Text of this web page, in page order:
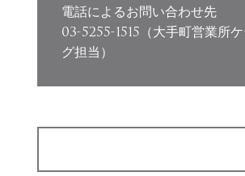
電話によるお問い合わせ先
03-5255-1515 （大手町営業所
グ担当）